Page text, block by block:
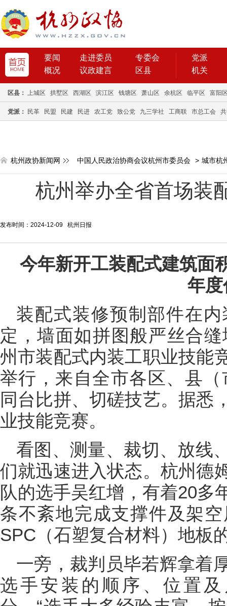
要闻 走进委员
专委会
概况
议政建言 区县
党派
机关
区县： 上城区 拱墅区 西湖区 滨江区 钱塘区 萧山区 余杭区 临平区 富阳
党派： 民革 民盟 民建 民进 农工党 致公党 九三学社 工商联 市总工会
杭州政协新闻网 中国人民政治协商会议杭州市委员会 > 城市杭
杭州举办全省首场装
发布时间：2024-12-09 杭州日报
今年新开工装配式建筑面
年
装配式装修预制部件在
定，墙面如拼图般严丝合
州市装配式内装工职业技能
举行，来自全市各区、县
同台比拼、切磋技艺。据悉
业技能竞赛。
看图、测量、裁切、放
们就迅速进入状态。杭州德
队的选手吴红增，有着20多
条不紊地完成支撑件及架
SPC（石塑复合材料）地板
一旁，裁判员毕若辉拿着
选手安装的顺序、位置